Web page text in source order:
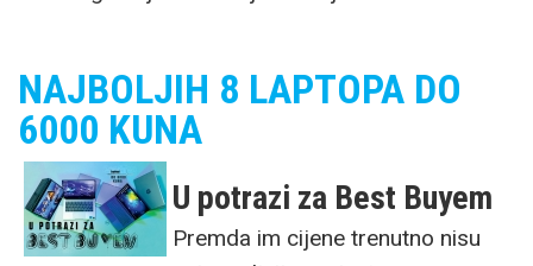
NAJBOLJIH 8 LAPTOPA DO
6000 KUNA
U potrazi za Best Buyem
Premda im cijene trenutno nisu